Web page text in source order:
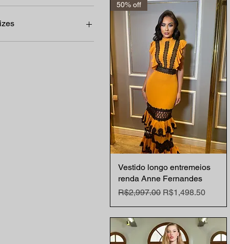
L
Quick View
50% off
Vestido longo entremeios
renda Anne Fernandes
Regular Price
R$2,997.00 Sale Price
R$1,498.50